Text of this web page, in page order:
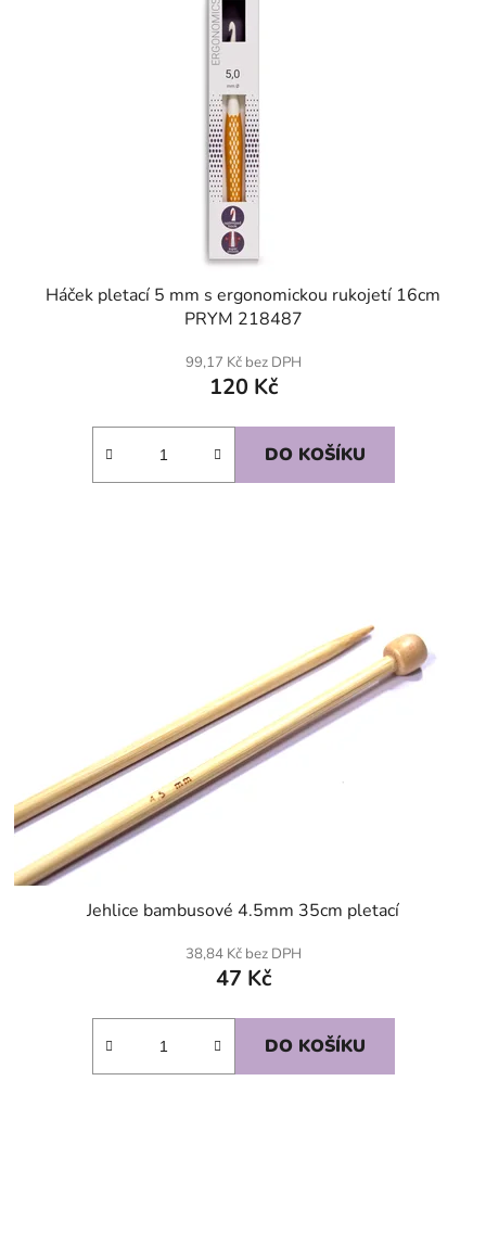
Háček pletací 5 mm s ergonomickou rukojetí 16cm
PRYM 218487
99,17 Kč bez DPH
120 Kč
DO KOŠÍKU
Jehlice bambusové 4.5mm 35cm pletací
38,84 Kč bez DPH
47 Kč
DO KOŠÍKU